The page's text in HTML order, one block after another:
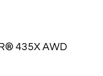
435X AWD